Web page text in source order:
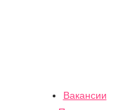
Вакансии